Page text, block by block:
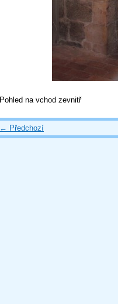
Pohled na vchod zevnitř
← Předchozí